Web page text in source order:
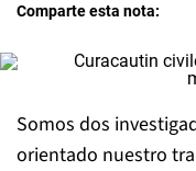
Comparte esta nota:
Somos dos
orientado nuestro